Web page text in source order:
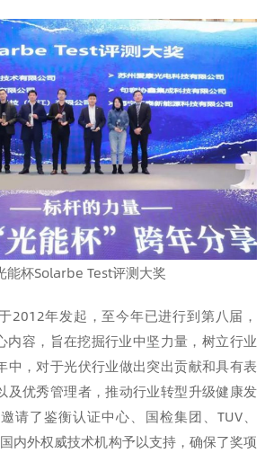
能杯Solarbe Test评测大奖
2012年发起，至今年已进行到第八届，
内容，旨在挖掘行业中坚力量，树立行业
中，对于光伏行业做出突出贡献和具有表
及优秀管理者，推动行业转型升级健康发
请了鉴衡认证中心、国检集团、TUV、
内外权威技术机构予以支持，确保了奖项